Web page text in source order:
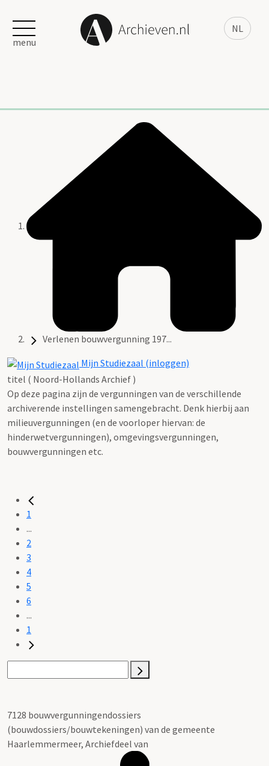
NL
menu
Verlenen bouwvergunning 197...
Mijn Studiezaal (inloggen)
titel ( Noord-Hollands Archief )
Op deze pagina zijn de vergunningen van de verschillende
archiverende instellingen samengebracht. Denk hierbij aan
milieuvergunningen (en de voorloper hiervan: de
hinderwetvergunningen), omgevingsvergunningen,
bouwvergunningen etc.
1
...
2
3
4
5
6
...
1
7128 bouwvergunningendossiers
(bouwdossiers/bouwtekeningen) van de gemeente
Haarlemmermeer, Archiefdeel van